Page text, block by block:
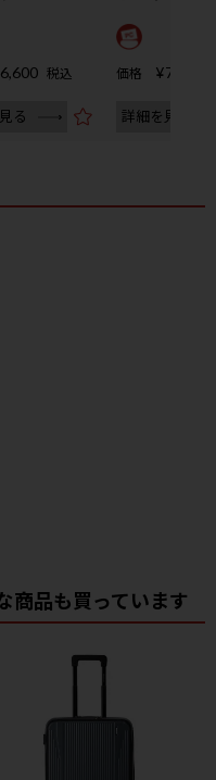
6,600 税込
る
価格 ¥7,150
詳細を見る
商品も買っています